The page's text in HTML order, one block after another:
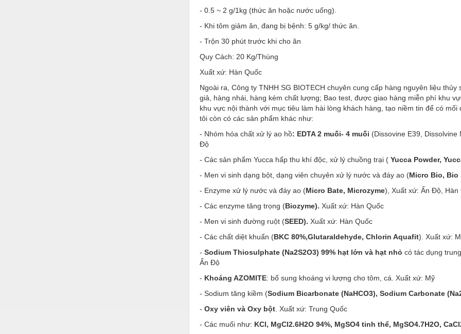
- 0.5 ~ 2 g/1kg (thức ăn hoặc nước uống).
- Khi tôm giảm ăn, đang bị bệnh: 5 g/kg/ thức ăn.
- Trộn 30 phút trước khi cho ăn
Quy Cách: 20 Kg/Thùng
Xuất xứ: Hàn Quốc
Ngoài ra, Công ty TNHH SG BIOTECH chuyên cung cấp hàng nguyên liệu
giả, hàng nhái, hàng kém chất lượng; Bao test, được giao hàng miễn phí khu
khu vực nội thành với mục tiêu làm hài lòng khách hàng, tạo niềm tin để có
tôi còn có các sản phẩm khác như:
- Nhóm hóa chất xử lý ao hồ: EDTA 2 muối- 4 muối (Dissovine E39, Dissolvine
Độ
- Các sản phẩm Yucca hấp thu khí độc, xử lý chuồng trại ( Yucca Powder,
- Men vi sinh dạng bột, dạng viên chuyên xử lý nước và đáy ao (Micro Bio, Bio
- Enzyme xử lý nước và đáy ao (Micro Bate, Microzyme), Xuất xứ: Ấn Độ, Hàn
- Các enzyme tăng trọng (Biozyme). Xuất xứ: Hàn Quốc
- Men vi sinh đường ruột (SEED). Xuất xứ: Hàn Quốc
- Các chất diệt khuẩn (BKC 80%,Glutaraldehyde, Chlorin Aquafit). Xuất xứ:
- Sodium Thiosulphate (Na2S2O3) 99% hạt lớn và hạt nhỏ có tác dụng
Ấn Độ
- Khoáng AZOMITE: bổ sung khoáng vi lượng cho tôm, cá. Xuất xứ: Mỹ
- Sodium tăng kiềm (Sodium Bicarbonate (NaHCO3), Sodium Carbonate
- Oxy viên và Oxy bột. Xuất xứ: Trung Quốc
- Các muối như: KCl, MgCl2.6H2O 94%, MgSO4 tinh thể, MgSO4.7H2O,